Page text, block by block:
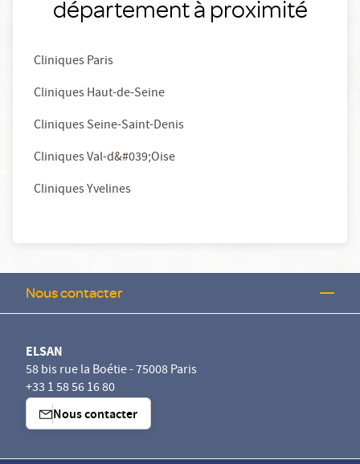
département à proximité
Cliniques Paris
Cliniques Haut-de-Seine
Cliniques Seine-Saint-Denis
Cliniques Val-d&#039;Oise
Cliniques Yvelines
Nous contacter
ELSAN
58 bis rue la Boétie - 75008 Paris
+33 1 58 56 16 80
Nous contacter